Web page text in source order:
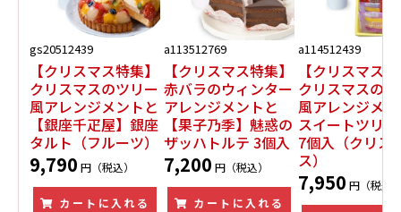
gs20512439
【クリスマス特集】
クリスマスのツリー
風アレンジメントと
【銀座千疋屋】銀座
タルト（フルーツ）
9,790 円（税込）
カートに入れる
a113512769
【クリスマス特集】
赤バラのウィンター
アレンジメントと
【果子乃季】魅惑の
ザッハトルテ 3個入
7,200 円（税込）
カートに入れる
a114512439
【クリスマス
クリスマスの
風アレンジメ
スイートツリ
7個入（クリス
ス）
7,950 円（税込